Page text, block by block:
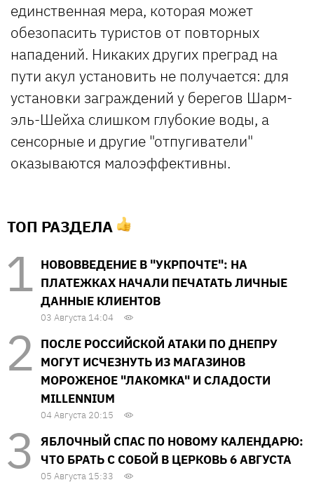
единственная мера, которая может
обезопасить туристов от повторных
нападений. Никаких других преград на
пути акул установить не получается: для
установки заграждений у берегов Шарм-
эль-Шейха слишком глубокие воды, а
сенсорные и другие "отпугиватели"
оказываются малоэффективны.
ТОП РАЗДЕЛА
НОВОВВЕДЕНИЕ В "УКРПОЧТЕ": НА
ПЛАТЕЖКАХ НАЧАЛИ ПЕЧАТАТЬ ЛИЧНЫЕ
ДАННЫЕ КЛИЕНТОВ
03 Августа 14:04
ПОСЛЕ РОССИЙСКОЙ АТАКИ ПО ДНЕПРУ
МОГУТ ИСЧЕЗНУТЬ ИЗ МАГАЗИНОВ
МОРОЖЕНОЕ "ЛАКОМКА" И СЛАДОСТИ
MILLENNIUM
04 Августа 20:15
ЯБЛОЧНЫЙ СПАС ПО НОВОМУ КАЛЕНДАРЮ:
ЧТО БРАТЬ С СОБОЙ В ЦЕРКОВЬ 6 АВГУСТА
05 Августа 15:33